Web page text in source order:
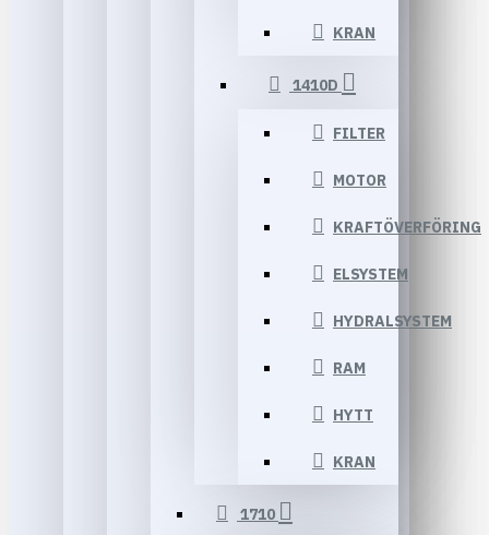
KRAN
1410D
FILTER
MOTOR
KRAFTÖVERFÖRING
ELSYSTEM
HYDRALSYSTEM
RAM
HYTT
KRAN
1710